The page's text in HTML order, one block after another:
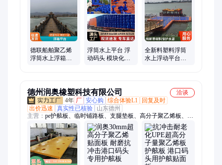
搭建、水上游泳池、水上平台架设
德联船舶聚乙烯
浮筒水上浮箱平
浮筒水上平台 浮
动码头 模块化设
全新料塑料浮筒
水上浮动平台漂
德州润奥橡塑科技有限公司
洽谈
4年 厂 安心购 综合体验L1
回复及时
出价迅速
真实性已核验
山东德州
主营： pe护舷板、临时铺路板、支腿垫板、高分子聚乙烯板、聚
乙烯棒材、超高分子量聚乙烯板材、阻燃聚乙烯板材、聚乙烯电
缆夹、聚乙烯刮板、聚乙烯导轨、含硼聚乙烯板材、聚乙烯防撞
板、聚乙烯地沟盖板、聚乙烯脱水面板、U型衬板、煤仓衬板、
耐磨滑块、煤矿井下用防滑铺路板、防静电UPE板材、PP板材、
UPE车厢滑板、煤矿井下电缆沟盖板、尼龙齿轮、尼龙加工件、